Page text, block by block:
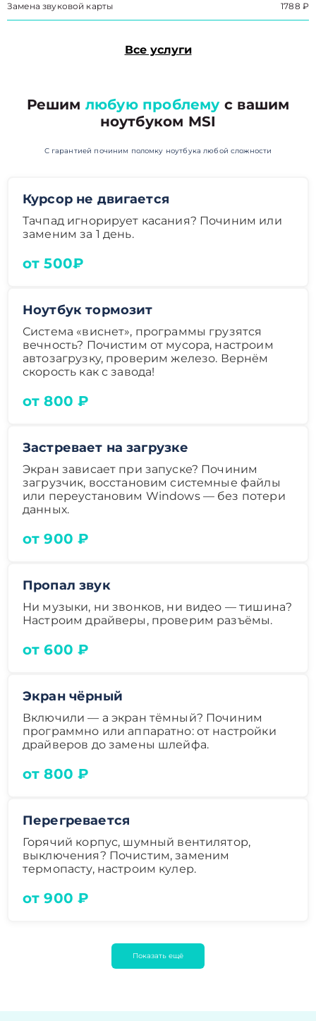
Замена звуковой карты 1788 ₽
Все услуги
Решим любую проблему с вашим
ноутбуком MSI
С гарантией починим поломку ноутбука любой сложности
Курсор не двигается
Тачпад игнорирует касания? Починим или
заменим за 1 день.
от 500₽
Ноутбук тормозит
Система «виснет», программы грузятся
вечность? Почистим от мусора, настроим
автозагрузку, проверим железо. Вернём
скорость как с завода!
от 800 ₽
Застревает на загрузке
Экран зависает при запуске? Починим
загрузчик, восстановим системные файлы
или переустановим Windows — без потери
данных.
от 900 ₽
Пропал звук
Ни музыки, ни звонков, ни видео — тишина?
Настроим драйверы, проверим разъёмы.
от 600 ₽
Экран чёрный
Включили — а экран тёмный? Починим
программно или аппаратно: от настройки
драйверов до замены шлейфа.
от 800 ₽
Перегревается
Горячий корпус, шумный вентилятор,
выключения? Почистим, заменим
термопасту, настроим кулер.
от 900 ₽
Показать ещё